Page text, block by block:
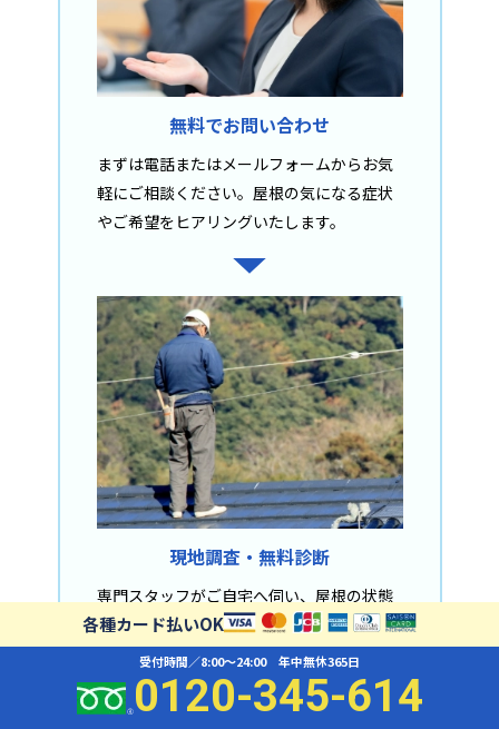
無料でお問い合わせ
まずは電話またはメールフォームからお気
軽にご相談ください。屋根の気になる症状
やご希望をヒアリングいたします。
現地調査・無料診断
専門スタッフがご自宅へ伺い、屋根の状態
を丁寧に確認。
必要に応じて屋根裏や外壁もチェックしま
す。
各種カード払いOK
受付時間／8:00〜24:00 年中無休365日
0120-345-614